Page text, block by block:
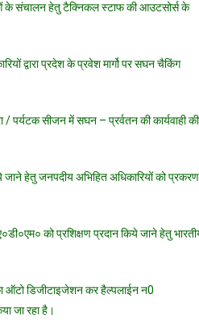
के संचालन हेतु टैक्निकल स्टाफ की आउटसोर्स के
द्वारा प्रदेश के प्रवेश मार्गो पर सघन चैकिंग
/ पर्यटक सीजन में सघन – प्रर्वतन की कार्यवाही की
जाने हेतु जनपदीय अभिहित अधिकारियों को प्रकरण
को प्रशिक्षण प्रदान किये जाने हेतु
ऑटो डिजीटाइजेशन कर हैल्पलाईन न0
जा रहा है।